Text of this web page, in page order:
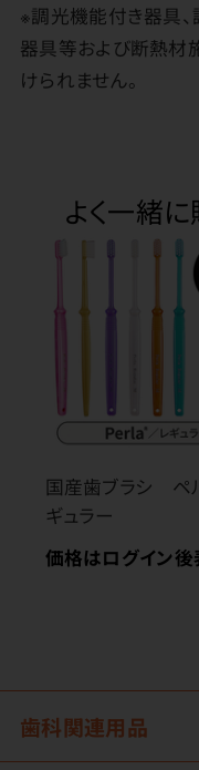
※調光機能付き器具
器具等および断熱材
けられません。
よく一緒
国産歯ブラシ
ギュラー
価格はログイン後
歯科関連用品